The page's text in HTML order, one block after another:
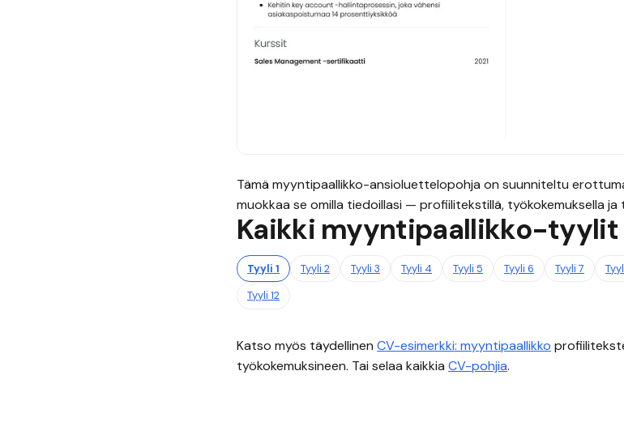
Tämä myyntipaallikko-ansioluettelopohja on suunniteltu
muokkaa se omilla tiedoillasi — profiilitekstillä, työkokemuksella ja
Kaikki myyntipaallikko-tyylit
Tyyli 1 Tyyli 2 Tyyli 3 Tyyli 4 Tyyli 5 Tyyli 6 Tyyli 7
Tyyli 12
Katso myös täydellinen CV-esimerkki: myyntipaallikko
työkokemuksineen. Tai selaa kaikkia CV-pohjia.